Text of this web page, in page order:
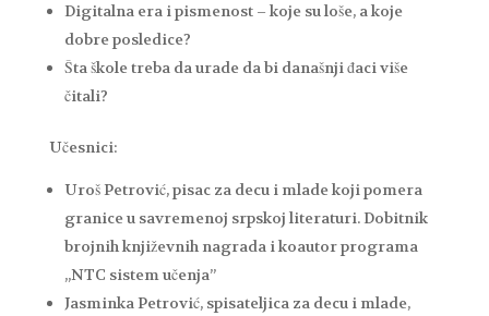
Digitalna era i pismenost – koje su loše, a koje
dobre posledice?
Šta škole treba da urade da bi današnji đaci više
čitali?
Učesnici:
Uroš Petrović, pisac za decu i mlade koji pomera
granice u savremenoj srpskoj literaturi. Dobitnik
brojnih književnih nagrada i koautor programa
„NTC sistem učenja”
Jasminka Petrović, spisateljica za decu i mlade,